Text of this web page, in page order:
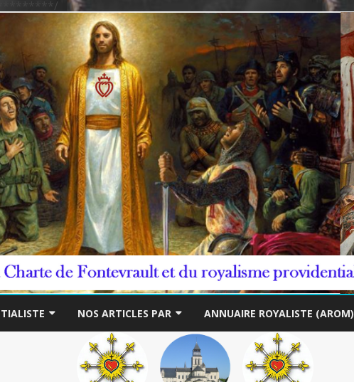
to
NOS ARTICLES PAR
THÉME
AUTEUR
ANNUAIRE ROYALISTE (AROM)